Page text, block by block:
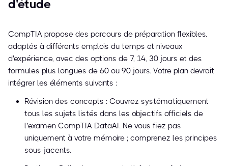
d'étude
CompTIA propose des parcours de préparation flexibles,
adaptés à différents emplois du temps et niveaux
d'expérience, avec des options de 7, 14, 30 jours et des
formules plus longues de 60 ou 90 jours. Votre plan devrait
intégrer les éléments suivants :
Révision des concepts : Couvrez systématiquement
tous les sujets listés dans les objectifs officiels de
l’examen CompTIA DataAI. Ne vous fiez pas
uniquement à votre mémoire ; comprenez les principes
sous-jacents.